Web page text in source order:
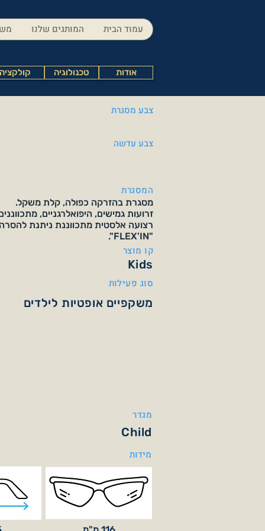
עמוד הבית המותגים שלנו
קולקציה טכנולוגיה אודות
צבע מסגרת
צבע עדשה
המסגרת
מסגרת בהזרקה כפולה, קלת משקל.
זרועות גמישים, היפואלרגניים,
רצועה אלסטית מתכווננת ניתנת להסרה.
"FLEX'IN".
קו מוצר
Kids
סוג פעילות
משקפיים אופטיות לילדים
מגדר
Child
מידות